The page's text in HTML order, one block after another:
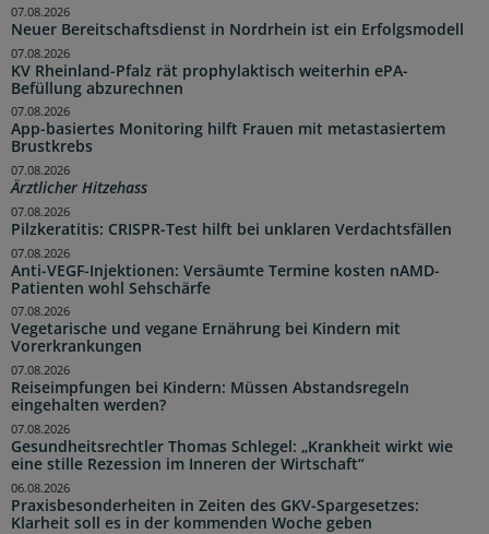
Neuer Bereitschaftsdienst in Nordrhein ist ein Erfolgsmodell
07.08.2026
KV Rheinland-Pfalz rät prophylaktisch weiterhin ePA-
Befüllung abzurechnen
07.08.2026
App-basiertes Monitoring hilft Frauen mit metastasiertem
Brustkrebs
07.08.2026
Ärztlicher Hitzehass
07.08.2026
Pilzkeratitis: CRISPR-Test hilft bei unklaren Verdachtsfällen
07.08.2026
Anti-VEGF-Injektionen: Versäumte Termine kosten nAMD-
Patienten wohl Sehschärfe
07.08.2026
Vegetarische und vegane Ernährung bei Kindern mit
Vorerkrankungen
07.08.2026
Reiseimpfungen bei Kindern: Müssen Abstandsregeln
eingehalten werden?
07.08.2026
Gesundheitsrechtler Thomas Schlegel: „Krankheit wirkt wie
eine stille Rezession im Inneren der Wirtschaft“
07.08.2026
Praxisbesonderheiten in Zeiten des GKV-Spargesetzes:
Klarheit soll es in der kommenden Woche geben
06.08.2026